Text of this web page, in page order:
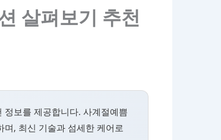
살펴보기 추천
보를 제공합니다. 사계절예쁨
, 최신 기술과 섬세한 케어로